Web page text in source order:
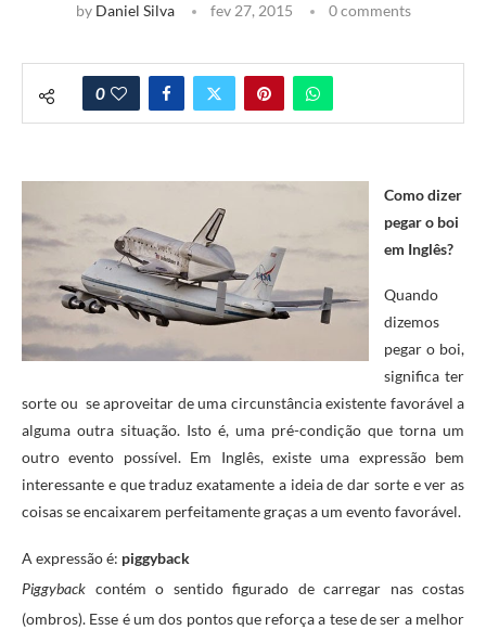
by Daniel Silva fev 27, 2015 0 comments
0
Como dizer
pegar o boi
em Inglês?
Quando
dizemos
pegar o boi,
significa ter
sorte ou se aproveitar de uma circunstância existente favorável a
alguma outra situação. Isto é, uma pré-condição que torna um
outro evento possível. Em Inglês, existe uma expressão bem
interessante e que traduz exatamente a ideia de dar sorte e ver as
coisas se encaixarem perfeitamente graças a um evento favorável.
A expressão é: piggyback
Piggyback contém o sentido figurado de carregar nas costas
(ombros). Esse é um dos pontos que reforça a tese de ser a melhor